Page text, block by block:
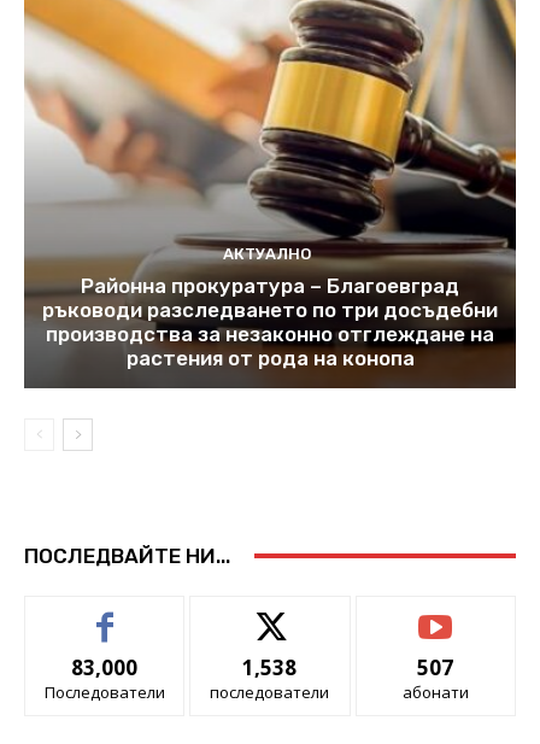
АКТУАЛНО
Районна прокуратура – Благоевград
ръководи разследването по три досъдебни
производства за незаконно отглеждане на
растения от рода на конопа
ПОСЛЕДВАЙТЕ НИ...
83,000
Последователи
1,538
последователи
507
абонати